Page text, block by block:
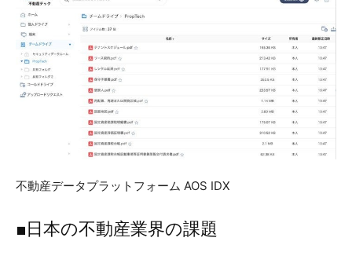
不動産データプラットフォーム AOS IDX
■日本の不動産業界の課題